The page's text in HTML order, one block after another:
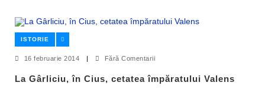
ISTORIE
16 februarie 2014 | Fără Comentarii
La Gârliciu, în Cius, cetatea împăratului Valens